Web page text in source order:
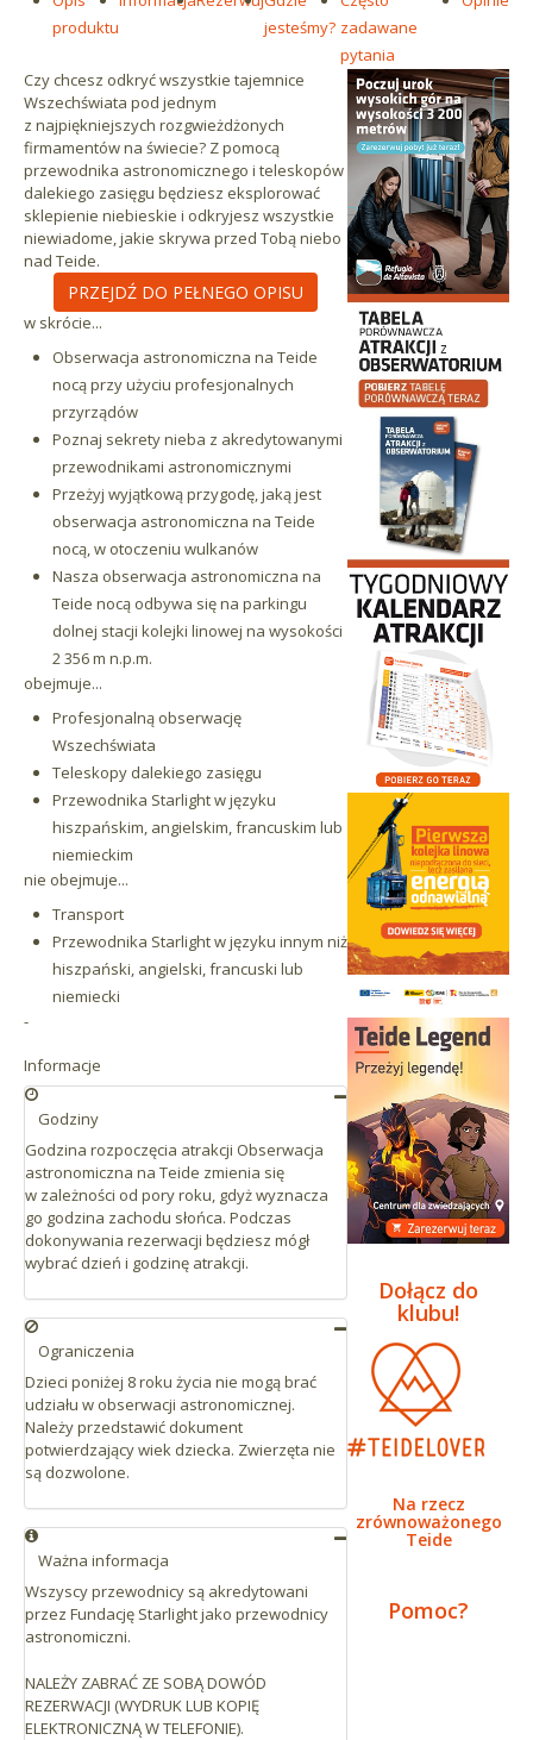
produktu
jesteśmy? zadawane
pytania
Czy chcesz odkryć wszystkie tajemnice
Wszechświata pod jednym
z najpiękniejszych rozgwieżdżonych
firmamentów na świecie? Z pomocą
przewodnika astronomicznego i teleskopów
dalekiego zasięgu będziesz eksplorować
sklepienie niebieskie i odkryjesz wszystkie
niewiadome, jakie skrywa przed Tobą niebo
nad Teide.
PRZEJDŹ DO PEŁNEGO OPISU
w skrócie...
Obserwacja astronomiczna na Teide
nocą przy użyciu profesjonalnych
przyrządów
Poznaj sekrety nieba z akredytowanymi
przewodnikami astronomicznymi
Przeżyj wyjątkową przygodę, jaką jest
obserwacja astronomiczna na Teide
nocą, w otoczeniu wulkanów
Nasza obserwacja astronomiczna na
Teide nocą odbywa się na parkingu
dolnej stacji kolejki linowej na wysokości
2 356 m n.p.m.
obejmuje...
Profesjonalną obserwację
Wszechświata
Teleskopy dalekiego zasięgu
Przewodnika Starlight w języku
hiszpańskim, angielskim, francuskim lub
niemieckim
nie obejmuje...
Transport
Przewodnika Starlight w języku innym niż
hiszpański, angielski, francuski lub
niemiecki
-
Informacje
Godziny
Godzina rozpoczęcia atrakcji Obserwacja
astronomiczna na Teide zmienia się
w zależności od pory roku, gdyż wyznacza
go godzina zachodu słońca. Podczas
dokonywania rezerwacji będziesz mógł
wybrać dzień i godzinę atrakcji.
Ograniczenia
Dzieci poniżej 8 roku życia nie mogą brać
udziału w obserwacji astronomicznej.
Należy przedstawić dokument
potwierdzający wiek dziecka. Zwierzęta nie
są dozwolone.
Ważna informacja
Wszyscy przewodnicy są akredytowani
przez Fundację Starlight jako przewodnicy
astronomiczni.
NALEŻY ZABRAĆ ZE SOBĄ DOWÓD
REZERWACJI (WYDRUK LUB KOPIĘ
ELEKTRONICZNĄ W TELEFONIE).
Dołącz do
klubu!
Na rzecz
zrównoważonego
Teide
Pomoc?